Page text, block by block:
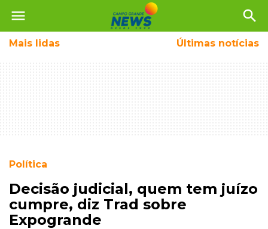
menu search
Mais lidas Últimas notícias
Política
Decisão judicial, quem tem juízo
cumpre, diz Trad sobre
Expogrande